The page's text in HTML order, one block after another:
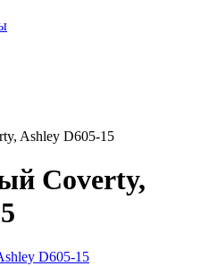
Ashley D605-15
Coverty,